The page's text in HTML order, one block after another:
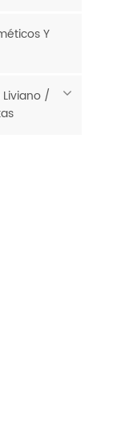
Y
Liviano /